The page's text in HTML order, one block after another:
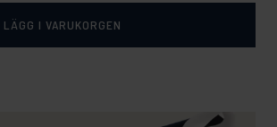
LÄGG I VARUKORGEN